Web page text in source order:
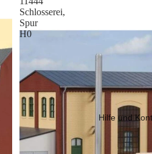
Hilfe und
Schlosserei,
Spur
H0